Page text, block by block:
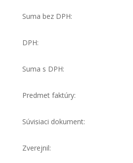
Suma bez DPH:
DPH:
Suma s DPH:
Predmet faktúry:
Súvisiaci dokument:
Zverejnil: